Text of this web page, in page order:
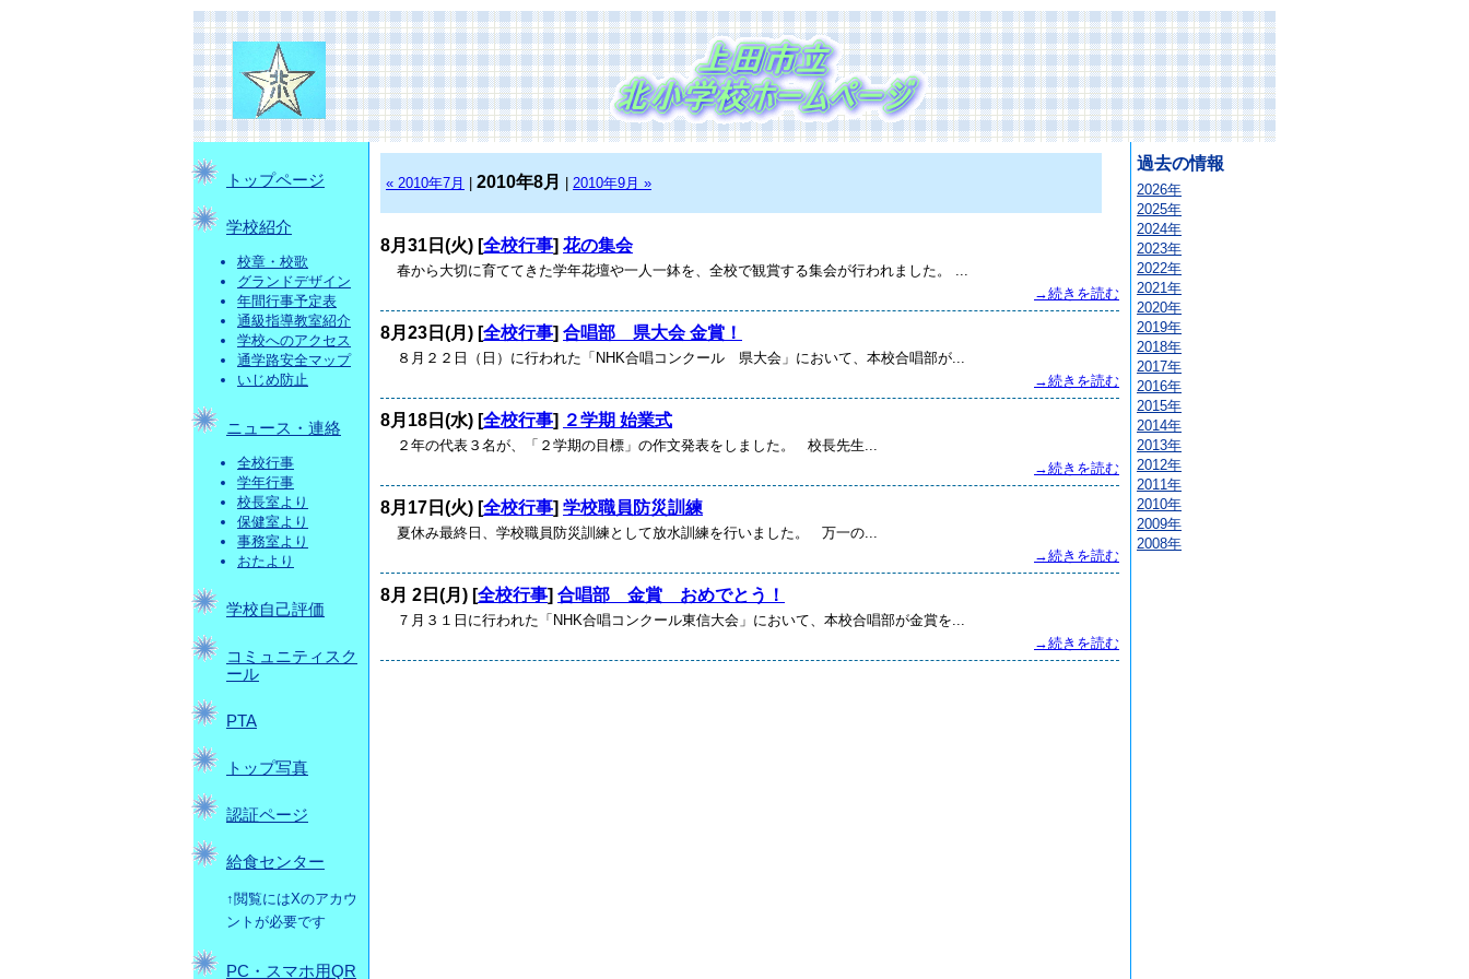
トップページ
学校紹介
校章・校歌
グランドデザイン
年間行事予定表
通級指導教室紹介
学校へのアクセス
通学路安全マップ
いじめ防止
ニュース・連絡
全校行事
学年行事
校長室より
保健室より
事務室より
おたより
学校自己評価
コミュニティスク
ール
PTA
トップ写真
認証ページ
給食センター
↑閲覧にはXのアカウ
ントが必要です
PC・スマホ用QR
« 2010年7月 2010年8月 2010年9月 »
8月31日(火) [全校行事] 花の集会
春から大切に育ててきた学年花壇や一人一鉢を、全校で観賞する集会が行われました。 ...
→続きを読む
8月23日(月) [全校行事] 合唱部 県大会 金賞！
８月２２日（日）に行われた「NHK合唱コンクール 県大会」において、本校合唱部が...
→続きを読む
8月18日(水) [全校行事] ２学期 始業式
２年の代表３名が、「２学期の目標」の作文発表をしました。 校長先生...
→続きを読む
8月17日(火) [全校行事] 学校職員防災訓練
夏休み最終日、学校職員防災訓練として放水訓練を行いました。 万一の...
→続きを読む
8月 2日(月) [全校行事] 合唱部 金賞 おめでとう！
７月３１日に行われた「NHK合唱コンクール東信大会」において、本校合唱部が金賞を...
→続きを読む
過去の情報
2026年
2025年
2024年
2023年
2022年
2021年
2020年
2019年
2018年
2017年
2016年
2015年
2014年
2013年
2012年
2011年
2010年
2009年
2008年